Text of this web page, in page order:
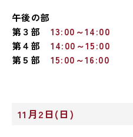
午後の部
第３部 13:00～14:00
第４部
14:00～15:00
第５部
15:00～16:00
11月2日(日)